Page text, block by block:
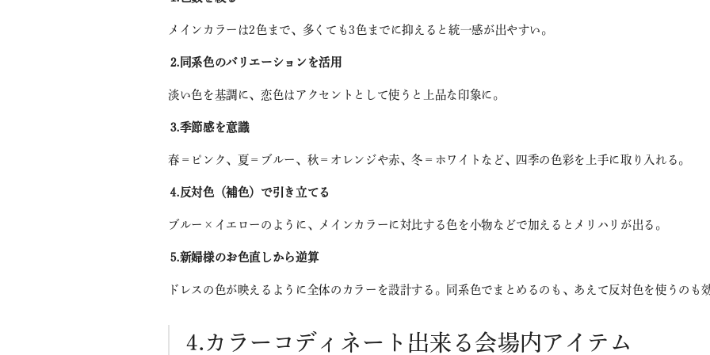
メインカラーは2色まで、多くても3色までに抑えると統一感が出やすい。
⒉同系色のバリエーションを活用
淡い色を基調に、恋色はアクセントとして使うと上品な印象に。
⒊季節感を意識
春＝ピンク、夏＝ブルー、秋＝オレンジや赤、冬＝ホワイトなど、四季の色彩を上手に取り入れる。
⒋反対色（補色）で引き立てる
ブルー×イエローのように、メインカラーに対比する色を小物などで加えるとメリハリが出る。
⒌新婦様のお色直しから逆算
ドレスの色が映えるように全体のカラーを設計する。同系色でまとめるのも、あえて反対色を使うのも
⒋カラーコディネート出来る会場内アイテム